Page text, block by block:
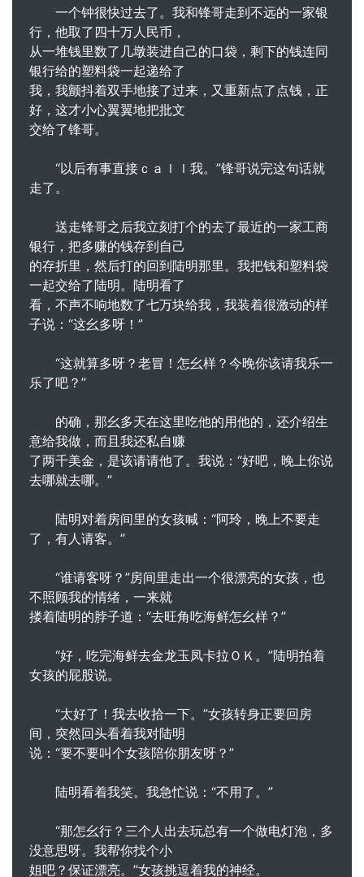
一个钟很快过去了。我和锋哥走到不远的一家银
行，他取了四十万人民币，
从一堆钱里数了几墩装进自己的口袋，剩下的钱连同
银行给的塑料袋一起递给了
我，我颤抖着双手地接了过来，又重新点了点钱，正
好，这才小心翼翼地把批文
交给了锋哥。
“以后有事直接ｃａｌｌ我。”锋哥说完这句话就
走了。
送走锋哥之后我立刻打个的去了最近的一家工商
银行，把多赚的钱存到自己
的存折里，然后打的回到陆明那里。我把钱和塑料袋
一起交给了陆明。陆明看了
看，不声不响地数了七万块给我，我装着很激动的样
子说：“这幺多呀！”
“这就算多呀？老冒！怎幺样？今晚你该请我乐一
乐了吧？”
的确，那幺多天在这里吃他的用他的，还介绍生
意给我做，而且我还私自赚
了两千美金，是该请请他了。我说：“好吧，晚上你说
去哪就去哪。”
陆明对着房间里的女孩喊：“阿玲，晚上不要走
了，有人请客。”
“谁请客呀？”房间里走出一个很漂亮的女孩，也
不照顾我的情绪，一来就
搂着陆明的脖子道：“去旺角吃海鲜怎幺样？”
“好，吃完海鲜去金龙玉凤卡拉ＯＫ。”陆明拍着
女孩的屁股说。
“太好了！我去收拾一下。”女孩转身正要回房
间，突然回头看着我对陆明
说：“要不要叫个女孩陪你朋友呀？”
陆明看着我笑。我急忙说：“不用了。”
“那怎幺行？三个人出去玩总有一个做电灯泡，多
没意思呀。我帮你找个小
姐吧？保证漂亮。”女孩挑逗着我的神经。